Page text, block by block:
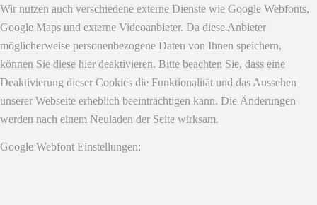
Wir nutzen auch verschiedene externe Dienste wie Google Webfonts,
Google Maps und externe Videoanbieter. Da diese Anbieter
möglicherweise personenbezogene Daten von Ihnen speichern,
können Sie diese hier deaktivieren. Bitte beachten Sie, dass eine
Deaktivierung dieser Cookies die Funktionalität und das Aussehen
unserer Webseite erheblich beeinträchtigen kann. Die Änderungen
werden nach einem Neuladen der Seite wirksam.
Google Webfont Einstellungen: